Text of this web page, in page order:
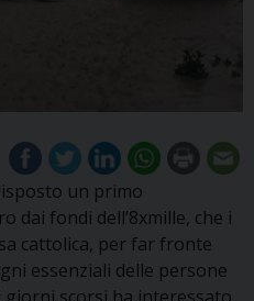
un primo
dai fondi dell’8xmille, che i
cattolica, per far fronte
essenziali delle persone